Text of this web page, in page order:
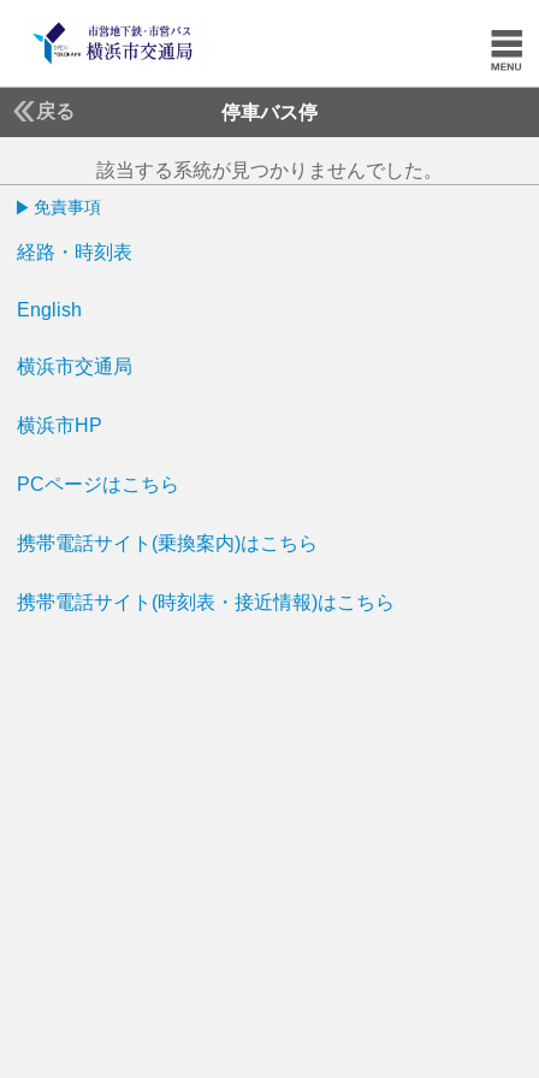
戻る 停車バス停
該当する系統が見つかりませんでした。
免責事項
経路・時刻表
English
横浜市交通局
横浜市HP
PCページはこちら
携帯電話サイト(乗換案内)はこちら
携帯電話サイト(時刻表・接近情報)はこちら